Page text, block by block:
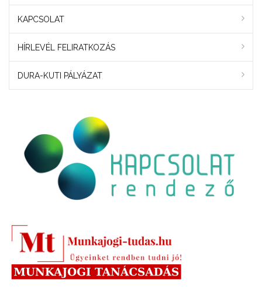
KAPCSOLAT
HÍRLEVÉL FELIRATKOZÁS
DURA-KUTI PÁLYÁZAT